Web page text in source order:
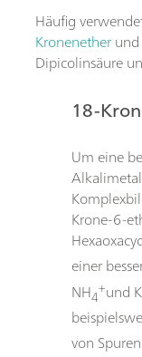
Häufig
Kronenetherund
Dipicolinsäure
18-
Um eine
Krone-6-
einer
NH4+und K
von